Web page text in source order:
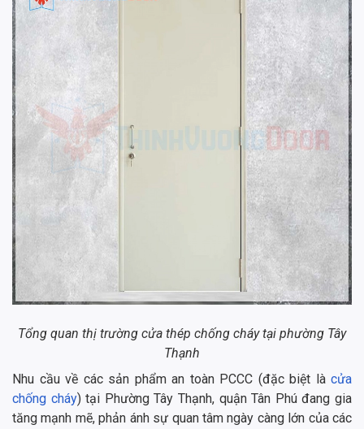
Tổng quan thị trường cửa thép chống cháy tại phường Tây
Thạnh
Nhu cầu về các sản phẩm an toàn PCCC (đặc biệt là cửa
chống cháy) tại Phường Tây Thạnh, quận Tân Phú đang gia
tăng mạnh mẽ, phản ánh sự quan tâm ngày càng lớn của các